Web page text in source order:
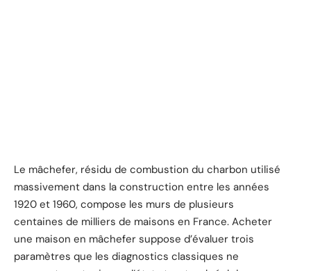
Le mâchefer, résidu de combustion du charbon utilisé
massivement dans la construction entre les années
1920 et 1960, compose les murs de plusieurs
centaines de milliers de maisons en France. Acheter
une maison en mâchefer suppose d’évaluer trois
paramètres que les diagnostics classiques ne